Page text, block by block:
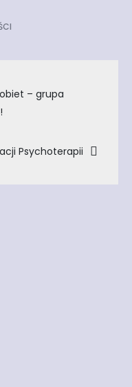
– grupa
Psychoterapii